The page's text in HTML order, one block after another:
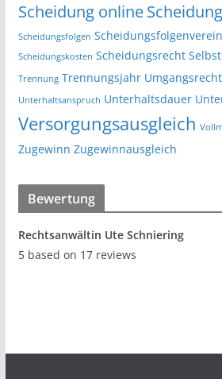
Scheidung online
Scheidungsfolgen
Scheidungskosten Scheidungsrecht
Trennung Trennungsjahr Umgangsrecht
Unterhaltsanspruch Unterhaltsdauer
Versorgungsausgleich
Zugewinn Zugewinnausgleich
Bewertung
Rechtsanwältin Ute Schniering
5based on 17reviews